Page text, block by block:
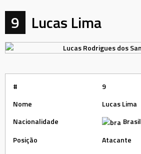
9 Lucas Lima
#
9
Nome
Lucas Lima
Nacionalidade
Brasil
Posição
Atacante